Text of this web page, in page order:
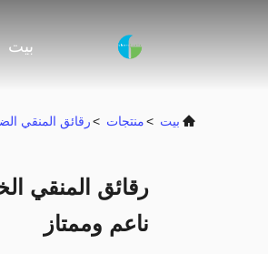
بيت
بيت >منتجات >رقائق المنقي
ناعم وممتاز